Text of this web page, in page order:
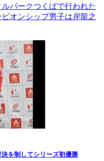
パークつくばで行われた
オンシップ男子は岸龍之
を制してシリーズ初優勝